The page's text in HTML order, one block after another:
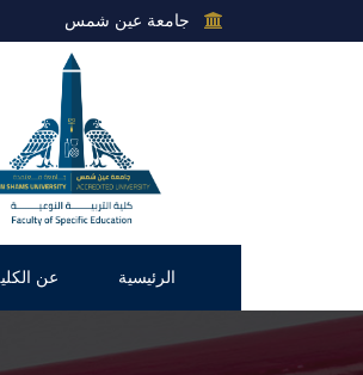
جامعة عين شمس
الرئيسية عن